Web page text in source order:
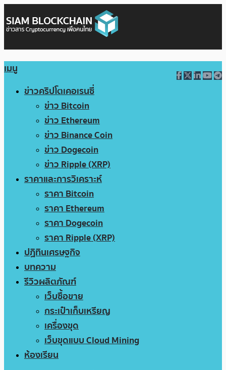
เมนู
ข่าวคริปโตเคอเรนซี่
ข่าว Bitcoin
ข่าว Ethereum
ข่าว Binance Coin
ข่าว Dogecoin
ข่าว Ripple (XRP)
ราคาและการวิเคราะห์
ราคา Bitcoin
ราคา Ethereum
ราคา Dogecoin
ราคา Ripple (XRP)
ปฏิทินเศรษฐกิจ
บทความ
รีวิวผลิตภัณฑ์
เว็บซื้อขาย
กระเป๋าเก็บเหรียญ
เครื่องขุด
เว็บขุดแบบ Cloud Mining
ห้องเรียน